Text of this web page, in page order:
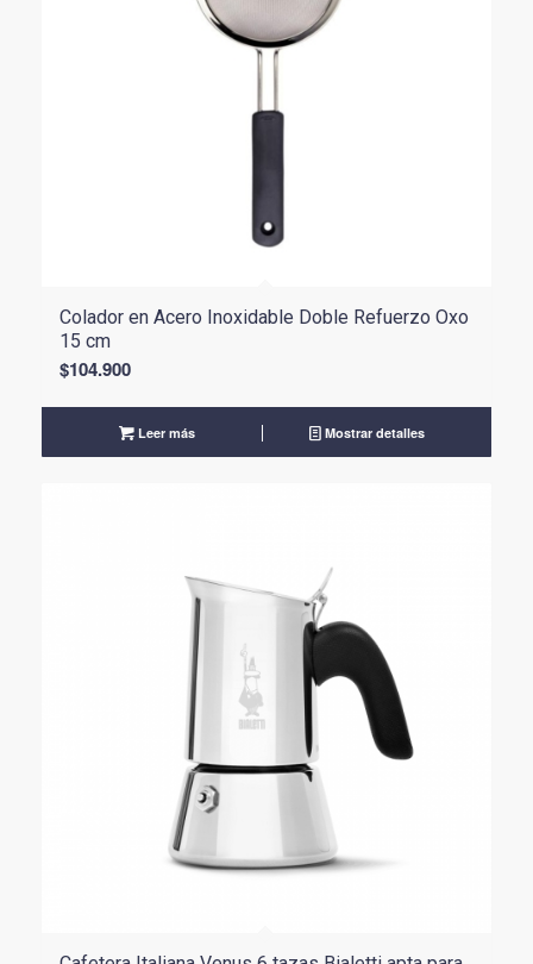
Colador en Acero Inoxidable Doble Refuerzo Oxo
15 cm
$104.900
Leer más Mostrar detalles